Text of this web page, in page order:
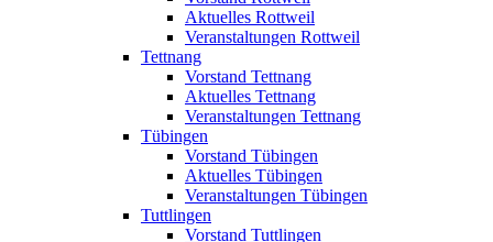
Aktuelles Rottweil
Veranstaltungen Rottweil
Tettnang
Vorstand Tettnang
Aktuelles Tettnang
Veranstaltungen Tettnang
Tübingen
Vorstand Tübingen
Aktuelles Tübingen
Veranstaltungen Tübingen
Tuttlingen
Vorstand Tuttlingen